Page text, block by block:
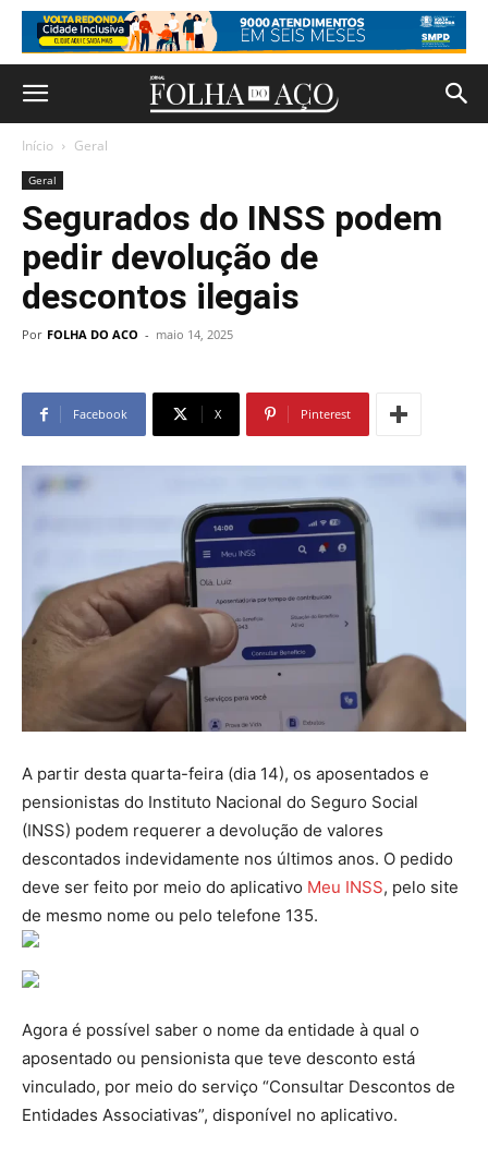
Início Geral
Geral
Segurados do INSS podem
pedir devolução de
descontos ilegais
Por FOLHA DO ACO - maio 14, 2025
Facebook X Pinterest
A partir desta quarta-feira (dia 14), os aposentados e
pensionistas do Instituto Nacional do Seguro Social
(INSS) podem requerer a devolução de valores
descontados indevidamente nos últimos anos. O pedido
deve ser feito por meio do aplicativo Meu INSS, pelo site
de mesmo nome ou pelo telefone 135.
Agora é possível saber o nome da entidade à qual o
aposentado ou pensionista que teve desconto está
vinculado, por meio do serviço “Consultar Descontos de
Entidades Associativas”, disponível no aplicativo.